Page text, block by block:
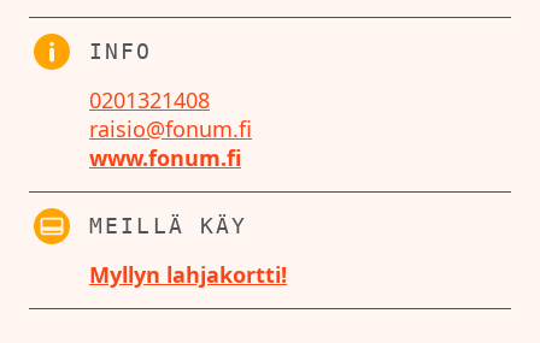
INFO
0201321408
raisio@fonum.fi
www.fonum.fi
MEILLÄ KÄY
Myllyn lahjakortti!